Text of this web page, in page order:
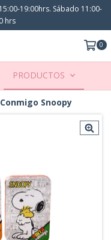
19:00hrs. Sábado 11:00-
hrs
0
PRODUCTOS
Snoopy